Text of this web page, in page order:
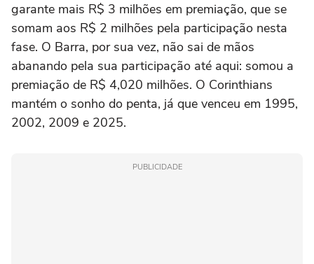
garante mais R$ 3 milhões em premiação, que se
somam aos R$ 2 milhões pela participação nesta
fase. O Barra, por sua vez, não sai de mãos
abanando pela sua participação até aqui: somou a
premiação de R$ 4,020 milhões. O Corinthians
mantém o sonho do penta, já que venceu em 1995,
2002, 2009 e 2025.
PUBLICIDADE